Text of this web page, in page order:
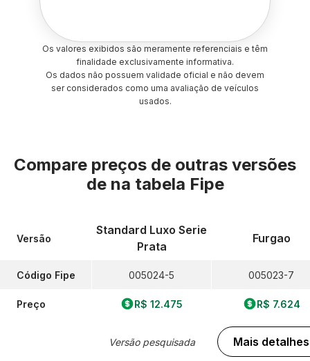
Os valores exibidos são meramente referenciais e têm
finalidade exclusivamente informativa.
Os dados não possuem validade oficial e não devem
ser considerados como uma avaliação de veículos
usados.
Compare preços de outras versões
de na tabela Fipe
Versão
Código Fipe
Preço
Standard Luxo Serie
Prata
005024-5
R$ 12.475
Versão pesquisada
Furgao
005023-7
R$ 7.624
Mais detalhes